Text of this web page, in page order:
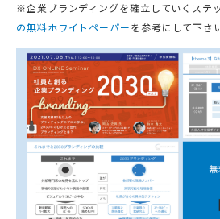
※企業ブランディングを確立していくステ
の無料ホワイトペーパー を参考にして下さ